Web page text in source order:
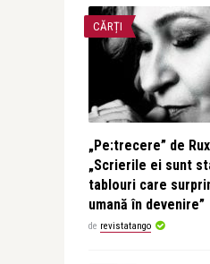
CĂRȚI
„Pe:trecere” de
„Scrierile ei sunt
tablouri care
umană în devenire”
de revistatango